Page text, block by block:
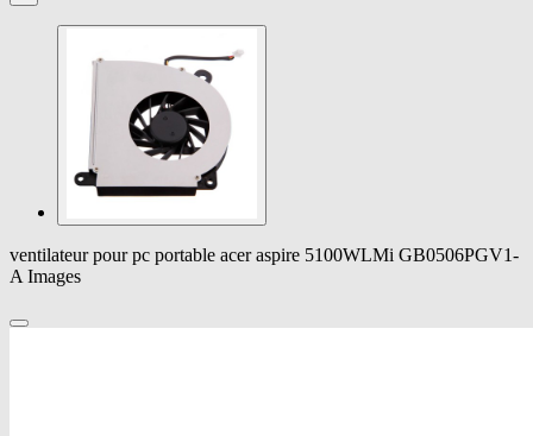
ventilateur pour pc portable acer aspire 5100WLMi GB0506PGV1-
A Images